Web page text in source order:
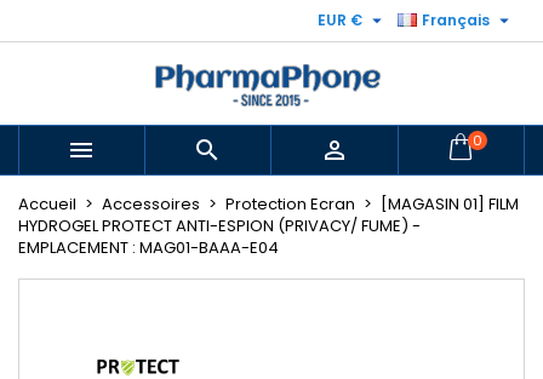
Français 
EUR € 
   0
Accueil Accessoires Protection Ecran
[MAGASIN 01] FILM
HYDROGEL PROTECT ANTI-ESPION (PRIVACY/ FUME) -
EMPLACEMENT : MAG01-BAAA-E04